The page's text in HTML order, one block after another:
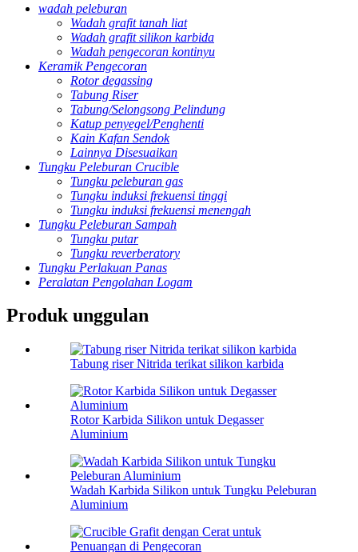
wadah peleburan
Wadah grafit tanah liat
Wadah grafit silikon karbida
Wadah pengecoran kontinyu
Keramik Pengecoran
Rotor degassing
Tabung Riser
Tabung/Selongsong Pelindung
Katup penyegel/Penghenti
Kain Kafan Sendok
Lainnya Disesuaikan
Tungku Peleburan Crucible
Tungku peleburan gas
Tungku induksi frekuensi tinggi
Tungku induksi frekuensi menengah
Tungku Peleburan Sampah
Tungku putar
Tungku reverberatory
Tungku Perlakuan Panas
Peralatan Pengolahan Logam
Produk unggulan
Tabung riser Nitrida terikat silikon karbida
Rotor Karbida Silikon untuk Degasser
Aluminium
Wadah Karbida Silikon untuk Tungku Peleburan
Aluminium